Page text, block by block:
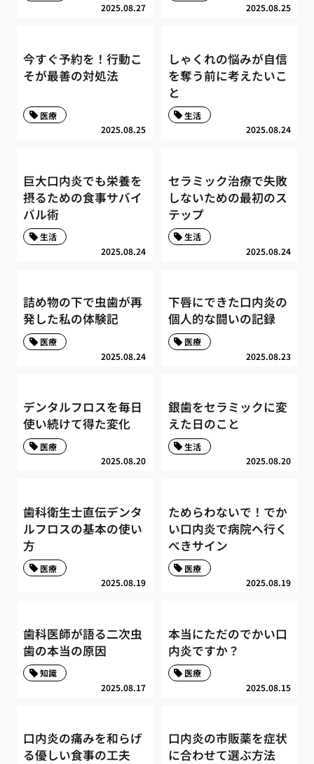
2025.08.27 2025.08.25
今すぐ予約を！行動こ
そが最善の対処法
2025.08.25
医療
しゃくれの悩みが自信
を奪う前に考えたいこ
と
2025.08.24
生活
巨大口内炎でも栄養を
摂るための食事サバイ
バル術
2025.08.24
生活
セラミック治療で失敗
しないための最初のス
テップ
2025.08.24
生活
詰め物の下で虫歯が再
発した私の体験記
2025.08.24
医療
下唇にできた口内炎の
個人的な闘いの記録
2025.08.23
医療
デンタルフロスを毎日
使い続けて得た変化
2025.08.20
医療
銀歯をセラミックに変
えた日のこと
2025.08.20
生活
歯科衛生士直伝デンタ
ルフロスの基本の使い
方
2025.08.19
医療
ためらわないで！でか
い口内炎で病院へ行く
べきサイン
2025.08.19
医療
歯科医師が語る二次虫
歯の本当の原因
2025.08.17
知識
本当にただのでかい口
内炎ですか？
2025.08.15
医療
口内炎の痛みを和らげ
る優しい食事の工夫
口内炎の市販薬を症状
に合わせて選ぶ方法